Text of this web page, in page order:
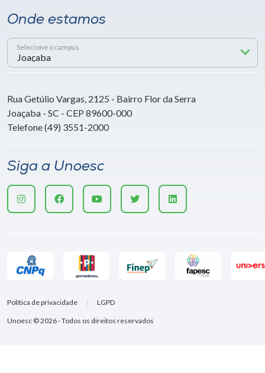
Onde estamos
Selecione o campus
Rua Getúlio Vargas, 2125 - Bairro Flor da Serra
Joaçaba - SC - CEP 89600-000
Telefone (49) 3551-2000
Siga a Unoesc
Unoesc © 2026 - Todos os direitos reservados
Política de privacidade LGPD